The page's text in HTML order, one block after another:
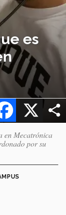
es
X
Facebook
en Mecatrónica
por su